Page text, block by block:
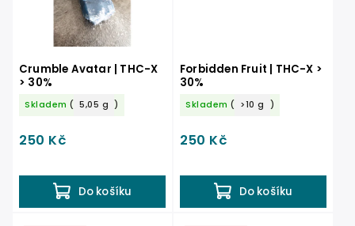
Crumble Avatar | THC-X
> 30%
Skladem ( 5,05 g )
250 Kč
Do košíku
Forbidden Fruit | THC-X >
30%
Skladem ( >10 g )
250 Kč
Do košíku